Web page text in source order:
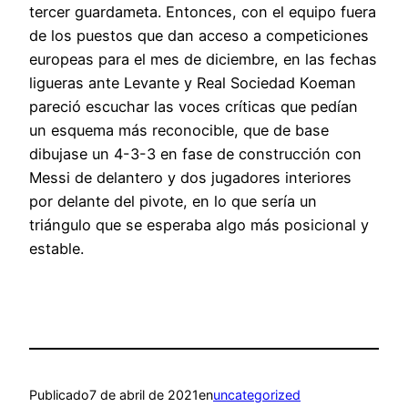
tercer guardameta. Entonces, con el equipo fuera
de los puestos que dan acceso a competiciones
europeas para el mes de diciembre, en las fechas
ligueras ante Levante y Real Sociedad Koeman
pareció escuchar las voces críticas que pedían
un esquema más reconocible, que de base
dibujase un 4-3-3 en fase de construcción con
Messi de delantero y dos jugadores interiores
por delante del pivote, en lo que sería un
triángulo que se esperaba algo más posicional y
estable.
Publicado7 de abril de 2021enuncategorized